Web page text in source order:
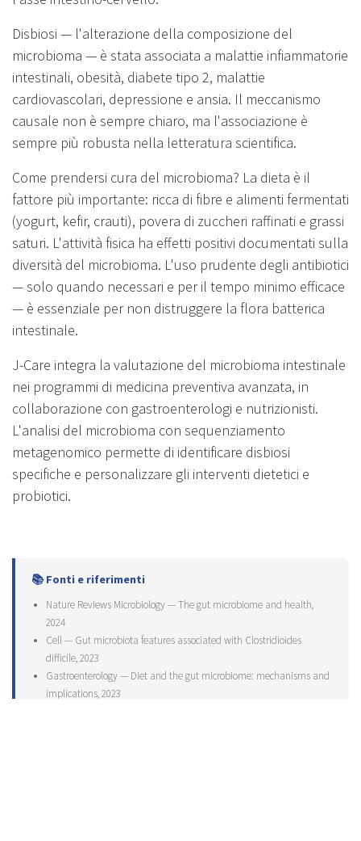
Disbiosi — l'alterazione della composizione del
microbioma — è stata associata a malattie infiammatorie
intestinali, obesità, diabete tipo 2, malattie
cardiovascolari, depressione e ansia. Il meccanismo
causale non è sempre chiaro, ma l'associazione è
sempre più robusta nella letteratura scientifica.
Come prendersi cura del microbioma? La dieta è il
fattore più importante: ricca di fibre e alimenti fermentati
(yogurt, kefir, crauti), povera di zuccheri raffinati e grassi
saturi. L'attività fisica ha effetti positivi documentati sulla
diversità del microbioma. L'uso prudente degli antibiotici
— solo quando necessari e per il tempo minimo efficace
— è essenziale per non distruggere la flora batterica
intestinale.
J-Care integra la valutazione del microbioma intestinale
nei programmi di medicina preventiva avanzata, in
collaborazione con gastroenterologi e nutrizionisti.
L'analisi del microbioma con sequenziamento
metagenomico permette di identificare disbiosi
specifiche e personalizzare gli interventi dietetici e
probiotici.
📚 Fonti e riferimenti
Nature Reviews Microbiology — The gut microbiome and health,
2024
Cell — Gut microbiota features associated with Clostridioides
difficile, 2023
Gastroenterology — Diet and the gut microbiome: mechanisms and
implications, 2023